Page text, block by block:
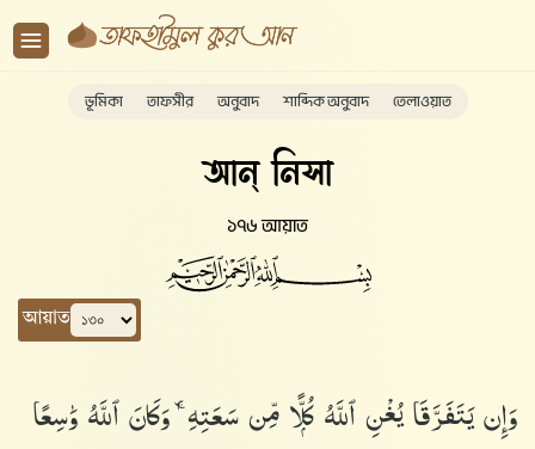
ভূমিকা তাফসীর অনুবাদ শাব্দিক অনুবাদ তেলাওয়াত
আন্ নিসা
১৭৬ আয়াত
আয়াত
وَإِن يَتَفَرَّقَا يُغْنِ ٱللَّهُ كُلًّۭا مِّن سَعَتِهِۦ ۚ وَكَانَ ٱللَّهُ وَٰسِعًا